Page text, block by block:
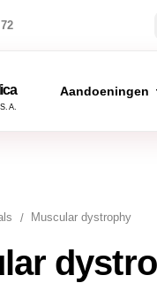
Aandoeningen
Muscular dystrophy